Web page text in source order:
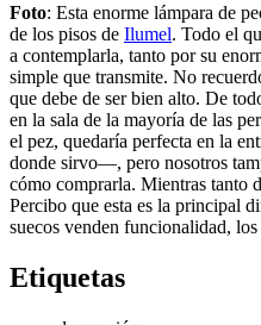
Foto: Esta enorme lámpara de
de los pisos de Ilumel. Todo el
a contemplarla, tanto por su
simple que transmite. No
que debe de ser bien alto. De
en la sala de la mayoría de las
el pez, quedaría perfecta en la
donde sirvo—, pero nosotros
cómo comprarla. Mientras tanto
Percibo que esta es la principal
suecos venden funcionalidad, los
Etiquetas